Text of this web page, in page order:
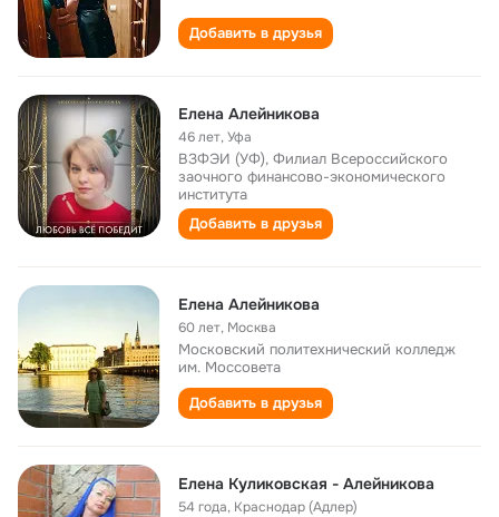
Добавить в друзья
Елена Алейникова
46 лет,Уфа
ВЗФЭИ (УФ), Филиал Всероссийского
заочного финансово-экономического
института
Добавить в друзья
Елена Алейникова
60 лет, Москва
Московский политехнический колледж
им. Моссовета
Добавить в друзья
Елена Куликовская - Алейникова
54 года, Краснодар (Адлер)